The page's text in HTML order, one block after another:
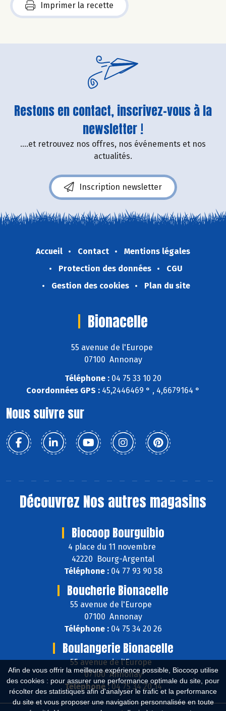
Afin de vous offrir la meilleure expérience possible, Biocoop utilise
des cookies : pour assurer une performance optimale du site, pour
récolter des statistiques afin d'analyser le trafic et la performance
du site et vous proposer une navigation personnalisée en toute
Imprimer la recette
Restons en contact, inscrivez-vous à la
newsletter !
....et retrouvez nos offres, nos événements et nos
actualités.
Inscription newsletter
Accueil Contact
Mentions légales
Protection des données
CGU
Gestion des cookies
Plan du site
Bionacelle
55 avenue de l'Europe
07100 Annonay
Téléphone : 04 75 33 10 20
Coordonnées GPS : 45,2446469 ° , 4,6679164 °
Nous suivre sur
Découvrez Nos autres magasins
Biocoop Bourguibio
4 place du 11 novembre
42220 Bourg-Argental
Téléphone :04 77 93 90 58
Boucherie Bionacelle
55 avenue de l'Europe
07100 Annonay
Téléphone : 04 75 34 20 26
Boulangerie Bionacelle
55 avenue de l'Europe
07100 Annonay
Téléphone :04 75 34 20 14